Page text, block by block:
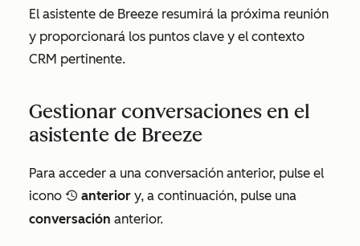
El asistente de Breeze resumirá la próxima reunión
y proporcionará los puntos clave y el contexto
CRM pertinente.
Gestionar conversaciones en el
asistente de Breeze
Para acceder a una conversación anterior, pulse el
icono recentlySelectedIcon anterior y, a continuación, pulse una
conversación anterior.